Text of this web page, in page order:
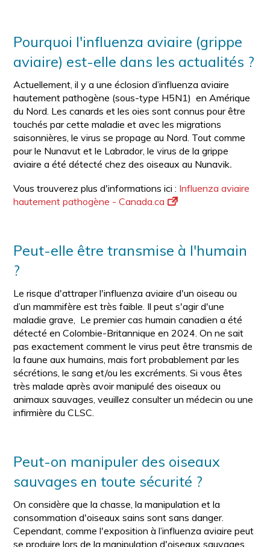
Pourquoi l'influenza aviaire (grippe
aviaire) est-elle dans les actualités ?
Actuellement, il y a une éclosion d’influenza aviaire
hautement pathogène (sous-type H5N1) en Amérique
du Nord. Les canards et les oies sont connus pour être
touchés par cette maladie et avec les migrations
saisonnières, le virus se propage au Nord. Tout comme
pour le Nunavut et le Labrador, le virus de la grippe
aviaire a été détecté chez des oiseaux au Nunavik.
Vous trouverez plus d'informations ici : Influenza aviaire
hautement pathogène - Canada.ca
Peut-elle être transmise à l'humain
?
Le risque d'attraper l'influenza aviaire d'un oiseau ou
d’un mammifère est très faible. Il peut s'agir d'une
maladie grave, Le premier cas humain canadien a été
détecté en Colombie-Britannique en 2024. On ne sait
pas exactement comment le virus peut être transmis de
la faune aux humains, mais fort probablement par les
sécrétions, le sang et/ou les excréments. Si vous êtes
très malade après avoir manipulé des oiseaux ou
animaux sauvages, veuillez consulter un médecin ou une
infirmière du CLSC.
Peut-on manipuler des oiseaux
sauvages en toute sécurité ?
On considère que la chasse, la manipulation et la
consommation d'oiseaux sains sont sans danger.
Cependant, comme l'exposition à l’influenza aviaire peut
se produire lors de la manipulation d'oiseaux sauvages,